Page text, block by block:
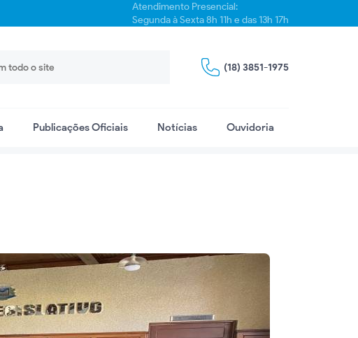
Atendimento Presencial:
Segunda à Sexta 8h 11h e das 13h 17h
(18) 3851-1975
Publicações Oficiais Notícias Ouvidoria